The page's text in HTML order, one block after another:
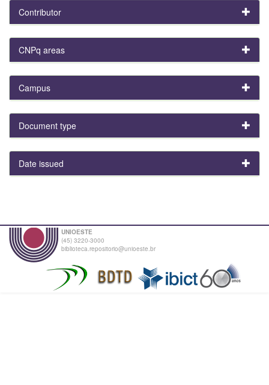
Contributor
CNPq areas
Campus
Document type
Date issued
UNIOESTE
(45) 3220-3000
biblioteca.repositorio@unioeste.br